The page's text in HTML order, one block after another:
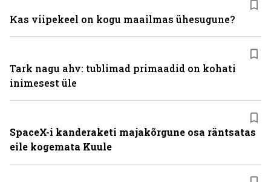
Kas viipekeel on kogu maailmas ühesugune?
Tark nagu ahv: tublimad primaadid on kohati
inimesest üle
SpaceX-i kanderaketi majakõrgune osa räntsatas
eile kogemata Kuule